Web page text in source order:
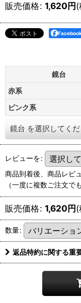
販売価格: 1,620円(
鏡台
赤系
ピンク系
鏡台 を選択してく
レビューを:
商品到着後、商品レビ
（一度に複数ご注文で
販売価格: 1,620円(
数量:
返品特約に関する重